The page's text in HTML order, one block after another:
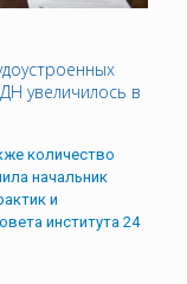
увеличилось в
количество
начальник
и
института 24